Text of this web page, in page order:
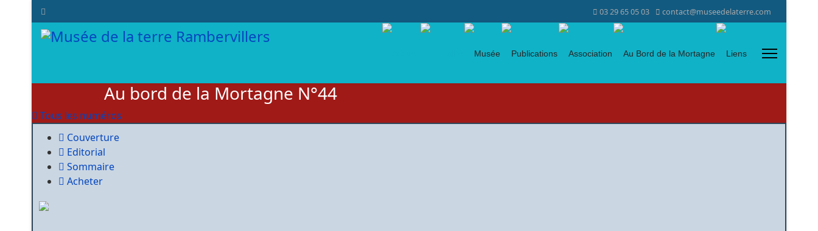
03 29 65 05 03 contact@museedelaterre.com
Au bord de la Mortagne N°44
Tous les numéros
Couverture
Editorial
Sommaire
Acheter